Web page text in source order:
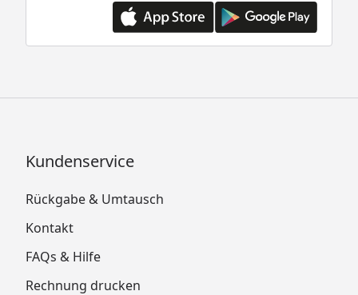
Kundenservice
Rückgabe & Umtausch
Kontakt
FAQs & Hilfe
Rechnung drucken